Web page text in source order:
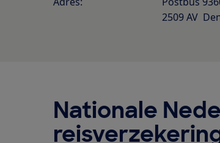
2509 AV
Nationale